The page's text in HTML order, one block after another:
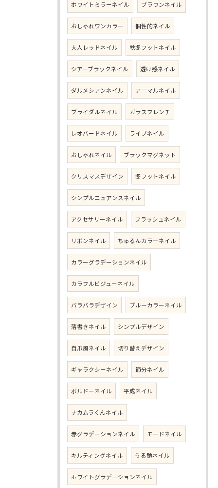
ホワイトミラーネイル ブラウンネイル
おしゃれワンカラー 個性的ネイル
大人レッドネイル 秋冬フットネイル
シアーブラックネイル 透け感ネイル
ダルメシアンネイル アニマルネイル
ブライダルネイル ガラスフレンチ
レオパードネイル ライブネイル
おしゃれネイル ブラックマグネット
クリスマスデザイン 冬フットネイル
シンプルニュアンスネイル
アクセサリーネイル フラッシュネイル
リボンネイル ちゅるんカラーネイル
カラーグラデーションネイル
カラフルビジューネイル
バラバラデザイン ブルーカラーネイル
落書きネイル シンプルデザイン
自爪風ネイル 切り替えデザイン
ギャラクシーネイル 節分ネイル
ボルドーネイル 平成ネイル
ナカムラくんネイル
赤グラデーションネイル モードネイル
キルティングネイル うる艶ネイル
ホワイトグラデーションネイル